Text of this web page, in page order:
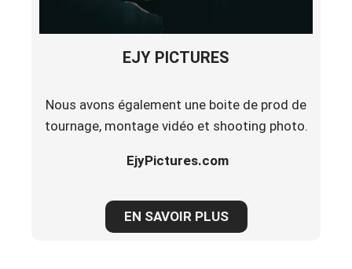
EJY PICTURES
Nous avons également une boite de prod de
tournage, montage vidéo et shooting photo.
EjyPictures.com
EN SAVOIR PLUS